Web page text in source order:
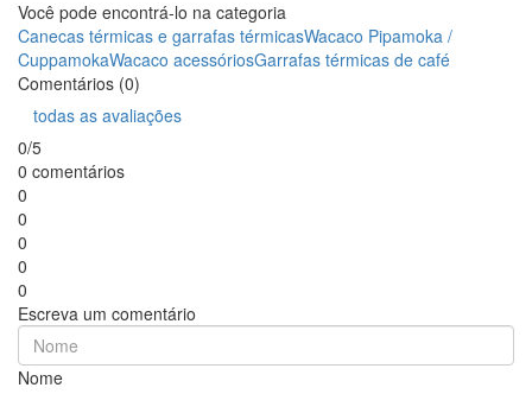
Você pode encontrá-lo na categoria
Canecas térmicas e garrafas térmicasWacaco Pipamoka /
CuppamokaWacaco acessóriosGarrafas térmicas de café
Comentários (0)
todas as avaliações
0/5
0 comentários
0
0
0
0
0
Escreva um comentário
Nome